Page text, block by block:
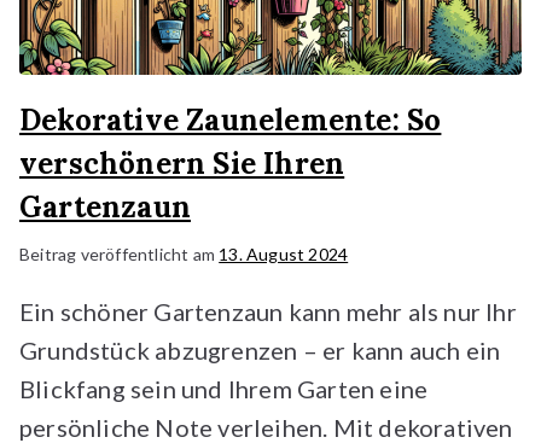
Dekorative Zaunelemente: So
verschönern Sie Ihren
Gartenzaun
Beitrag veröffentlicht am 13. August 2024
Ein schöner Gartenzaun kann mehr als nur Ihr
Grundstück abzugrenzen – er kann auch ein
Blickfang sein und Ihrem Garten eine
persönliche Note verleihen. Mit dekorativen